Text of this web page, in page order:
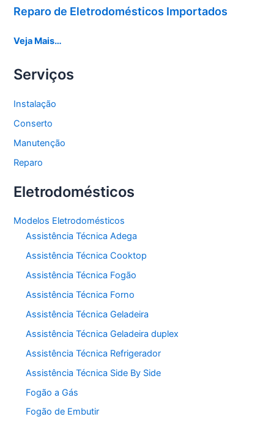
Reparo de Eletrodomésticos Importados
Veja Mais…
Serviços
Instalação
Conserto
Manutenção
Reparo
Eletrodomésticos
Modelos Eletrodomésticos
Assistência Técnica Adega
Assistência Técnica Cooktop
Assistência Técnica Fogão
Assistência Técnica Forno
Assistência Técnica Geladeira
Assistência Técnica Geladeira duplex
Assistência Técnica Refrigerador
Assistência Técnica Side By Side
Fogão a Gás
Fogão de Embutir